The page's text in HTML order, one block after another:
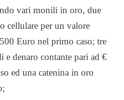
vari monili in oro, due
cellulare per un valore
Euro nel primo caso; tre
e denaro contante pari ad €
ed una catenina in oro